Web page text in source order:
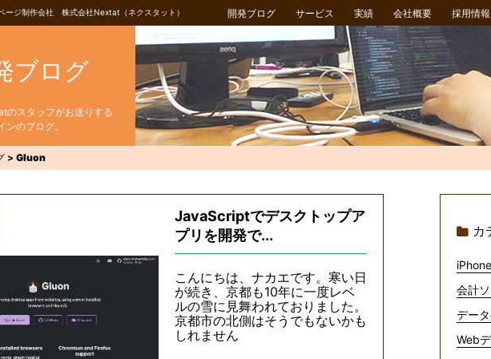
ージ制作会社 株式会社Nextat（ネクスタット） 開発ブログ サービス 実績 会社概要 採用情報
ブログ
のスタッフがお送りする
ンのブログ。
> Gluon
JavaScriptでデスクトップア
プリを開発で...
こんにちは、ナカエです。寒い日
が続き、京都も10年に一度レベ
ルの雪に見舞われておりました。
京都市の北側はそうでもないかも
しれません
カ
会計
デー
Web